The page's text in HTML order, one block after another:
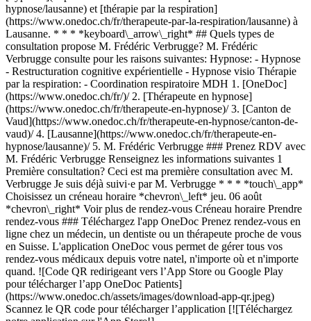
hypnose/lausanne) et [thérapie par la respiration]
(https://www.onedoc.ch/fr/therapeute-par-la-respiration/lausanne) à
Lausanne. * * * *keyboard\_arrow\_right* ## Quels types de
consultation propose M. Frédéric Verbrugge? M. Frédéric
Verbrugge consulte pour les raisons suivantes: Hypnose: - Hypnose
- Restructuration cognitive expérientielle - Hypnose visio Thérapie
par la respiration: - Coordination respiratoire MDH 1. [OneDoc](https://www.onedoc.ch/fr/)/ 2. [Thérapeute en hypnose](https://www.onedoc.ch/fr/therapeute-en-hypnose)/ 3. [Canton de Vaud](https://www.onedoc.ch/fr/therapeute-en-hypnose/canton-de-vaud)/ 4. [Lausanne](https://www.onedoc.ch/fr/therapeute-en-hypnose/lausanne)/ 5. M. Frédéric Verbrugge ### Prenez RDV avec M. Frédéric Verbrugge Renseignez les informations suivantes 1 Première consultation? Ceci est ma première consultation avec M. Verbrugge Je suis déjà suivi·e par M. Verbrugge * * * *touch\_app* Choisissez un créneau horaire *chevron\_left* jeu. 06 août *chevron\_right* Voir plus de rendez-vous Créneau horaire Prendre rendez-vous ### Téléchargez l'app OneDoc Prenez rendez-vous en ligne chez un médecin, un dentiste ou un thérapeute proche de vous en Suisse. L'application OneDoc vous permet de gérer tous vos rendez-vous médicaux depuis votre natel, n'importe où et n'importe quand. ![Code QR redirigeant vers l’App Store ou Google Play pour télécharger l’app OneDoc Patients](https://www.onedoc.ch/assets/images/download-app-qr.jpeg) Scannez le QR code pour télécharger l’application [![Téléchargez notre application sur l'App Store!](https://www.onedoc.ch/assets/images/app-store-badge-fr.svg)](https://apps.apple.com/ch/app/onedoc/id1592376413?l=fr)[![Téléchargez notre application sur le Google Play Store!](https://www.onedoc.ch/assets/images/google-play-badge-fr.png)](https://play.google.com/store/apps/details?id=ch.onedoc.patient&hl=fr-CH) *keyboard\_arrow\_right* ## Spécialités associées [Thérapeute en hypnose à Lausanne](https://www.onedoc.ch/fr/therapeute-en-hypnose/lausanne)[Thérapeute en hypnose à Bulle](https://www.onedoc.ch/fr/therapeute-en-hypnose/bulle)[Thérapeute en hypnose à Vevey](https://www.onedoc.ch/fr/therapeute-en-hypnose/vevey)[Thérapeute en hypnose à Morges](https://www.onedoc.ch/fr/therapeute-en-hypnose/morges)[Thérapeute en hypnose à Montreux](https://www.onedoc.ch/fr/therapeute-en-hypnose/montreux)[Thérapeute en hypnose à Nyon](https://www.onedoc.ch/fr/therapeute-en-hypnose/nyon)[Thérapeute en hypnose à Payerne](https://www.onedoc.ch/fr/therapeute-en-hypnose/payerne)[Thérapeute en hypnose à Yverdon-les-Bains](https://www.onedoc.ch/fr/therapeute-en-hypnose/yverdon-les-bains)[Thérapeute en hypnose à Rennaz](https://www.onedoc.ch/fr/therapeute-en-hypnose/rennaz)[Thérapeute en hypnose à Suscévaz](https://www.onedoc.ch/fr/therapeute-en-hypnose/suscevaz)[Thérapeute en hypnose à Carrouge](https://www.onedoc.ch/fr/therapeute-en-hypnose/carrouge)[Thérapeute en hypnose à Rolle](https://www.onedoc.ch/fr/therapeute-en-hypnose/rolle)[Thérapeute en hypnose à Villars-sur-Glâne](https://www.onedoc.ch/fr/therapeute-en-hypnose/villars-sur-glane)[Thérapeute en hypnose à Epalinges](https://www.onedoc.ch/fr/therapeute-en-hypnose/epalinges)[Thérapeute en hypnose à Blonay - Saint-Légier](https://www.onedoc.ch/fr/therapeute-en-hypnose/blonay-saint-legier)[Thérapeute en hypnose à Champvent](https://www.onedoc.ch/fr/therapeute-en-hypnose/champvent)[Thérapeute en hypnose à Prilly](https://www.onedoc.ch/fr/therapeute-en-hypnose/prilly)[Thérapeute en hypnose à Gland](https://www.onedoc.ch/fr/therapeute-en-hypnose/gland)[Thérapeute en hypnose à Assens](https://www.onedoc.ch/fr/therapeute-en-hypnose/assens)[Thérapeute en hypnose à Vésenaz](https://www.onedoc.ch/fr/therapeute-en-hypnose/vesenaz)[Thérapeute en hypnose à Prez-vers-Siviriez](https://www.onedoc.ch/fr/therapeute-en-hypnose/prez-vers-siviriez) *keyboard\_arrow\_right* ## Recherches fréquentes [Physiothérapeute à Lausanne](https://www.onedoc.ch/fr/physiotherapeute/lausanne)[Psychologue à Lausanne](https://www.onedoc.ch/fr/psychologue/lausanne)[Masseur classique à Lausanne](https://www.onedoc.ch/fr/masseur-classique/lausanne)[Ostéopathe à Lausanne](https://www.onedoc.ch/fr/osteopathe/lausanne)[Médecin généraliste à Lausanne](https://www.onedoc.ch/fr/medecin-generaliste/lausanne)[Thérapeute en drainage lymphatique à Lausanne](https://www.onedoc.ch/fr/therapeute-en-drainage-lymphatique/lausanne)[Réflexologue à Lausanne](https://www.onedoc.ch/fr/reflexologue/lausanne)[Médecin-dentiste à Lausanne](https://www.onedoc.ch/fr/medecin-dentiste/lausanne)[Ophtalmologue à Lausanne](https://www.onedoc.ch/fr/ophtalmologue/lausanne)[Acupuncteur à Lausanne](https://www.onedoc.ch/fr/acupuncteur/lausanne)[Masseur thérapeutique à Lausanne](https://www.onedoc.ch/fr/masseur-therapeutique/lausanne)[Thérapeute en hypnose à Lausanne](https://www.onedoc.ch/fr/therapeute-en-hypnose/lausanne)[Thérapeute en nutrition MCO à Lausanne](https://www.onedoc.ch/fr/therapeute-en-nutrition-mco/lausanne)[Naturopathe MCO/TEN à Lausanne](https://www.onedoc.ch/fr/naturopathe-mco-ten/lausanne)[Physiothérapeute du sport à Lausanne](https://www.onedoc.ch/fr/physiotherapeute-du-sport/lausanne)[Gynécologue obstétricien à Lausanne](https://www.onedoc.ch/fr/gynecologue-obstetricien/lausanne)[Masseur classique à Nyon](https://www.onedoc.ch/fr/masseur-classique/nyon)[Psychothérapeute à Lausanne](https://www.onedoc.ch/fr/psychotherapeute/lausanne)[Psychologue à Nyon](https://www.onedoc.ch/fr/psychologue/nyon)[Ostéopathe à Vevey](https://www.onedoc.ch/fr/osteopathe/vevey)[Spécialiste en médecine interne générale à Lausanne](https://www.onedoc.ch/fr/specialiste-en-medecine-interne-generale/lausanne) *keyboard\_arrow\_right* ## Annuaire des professionnels de santé suisses [Liste des praticiens](https://www.onedoc.ch/fr/annuaire) [A](https://www.onedoc.ch/fr/annuaire/A) [B](https://www.onedoc.ch/fr/annuaire/B) [C](https://www.onedoc.ch/fr/annuaire/C) [D](https://www.onedoc.ch/fr/annuaire/D) [E](https://www.onedoc.ch/fr/annuaire/E) [F](https://www.onedoc.ch/fr/annuaire/F) [G](https://www.onedoc.ch/fr/annuaire/G) [H](https://www.onedoc.ch/fr/annuaire/H) [I](https://www.onedoc.ch/fr/annuaire/I) [J](https://www.onedoc.ch/fr/annuaire/J) [K](https://www.onedoc.ch/fr/annuaire/K) [L](https://www.onedoc.ch/fr/annuaire/L) [M](https://www.onedoc.ch/fr/annuaire/M) [N](https://www.onedoc.ch/fr/annuaire/N) [O](https://www.onedoc.ch/fr/annuaire/O) [P](https://www.onedoc.ch/fr/annuaire/P) [Q](https://www.onedoc.ch/fr/annuaire/Q) [R](https://www.onedoc.ch/fr/annuaire/R) [S](https://www.onedoc.ch/fr/annuaire/S) [T](https://www.onedoc.ch/fr/annuaire/T) [U](https://www.onedoc.ch/fr/annuaire/U) [V](https://www.onedoc.ch/fr/annuaire/V) [W](https://www.onedoc.ch/fr/annuaire/W) [X](https://www.onedoc.ch/fr/annuaire/X) [Y](https://www.onedoc.ch/fr/annuaire/Y) [Z](https://www.onedoc.ch/fr/annuaire/Z) ## OneDoc [Pour les professionnels de santé](https://info.onedoc.ch/fr/) [À propos de nous](https://info.onedoc.ch/fr/raison-d-etre/) [Presse](https://info.onedoc.ch/fr/presse/) [Carrières](https://career.onedoc.ch/fr) [Centre de confidentialité](https://privacy.onedoc.ch/fr/) [Gestion des cookies](javascript:Didomi.preferences.show%28%29) [Centre d'aide](https://help.onedoc.ch/fr/) ## Langues [Deutsch](https://www.onedoc.ch/de/hypnotherapeut-hypnose/lausanne/pcnly/frederic-verbrugge) [Français](https://www.onedoc.ch/fr/therapeute-en-hypnose/lausanne/pcnly/frederic-verbrugge) [Italiano](https://www.onedoc.ch/it/ipnoterapista/losanna/pcnly/frederic-verbrugge) [English](https://www.onedoc.ch/en/hypnotherapist/lausanne/pcnly/frederic-verbrugge) ## Spécialités associées [Thérapeute en hypnose à Lausanne](https://www.onedoc.ch/fr/therapeute-en-hypnose/lausanne) [Thérapeute en hypnose à Bulle](https://www.onedoc.ch/fr/therapeute-en-hypnose/bulle) [Thérapeute en hypnose à Vevey](https://www.onedoc.ch/fr/therapeute-en-hypnose/vevey) [Thérapeute en hypnose à Morges](https://www.onedoc.ch/fr/therapeute-en-hypnose/morges) [Thérapeute en hypnose à Montreux](https://www.onedoc.ch/fr/therapeute-en-hypnose/montreux) [Thérapeute en hypnose à Nyon](https://www.onedoc.ch/fr/therapeute-en-hypnose/nyon) [Thérapeute en hypnose à Payerne](https://www.onedoc.ch/fr/therapeute-en-hypnose/payerne) [Thérapeute en hypnose à Yverdon-les-Bains](https://www.onedoc.ch/fr/therapeute-en-hypnose/yverdon-les-bains) [Thérapeute en hypnose à Rennaz](https://www.onedoc.ch/fr/therapeute-en-hypnose/rennaz) [Thérapeute en hypnose à Suscévaz](https://www.onedoc.ch/fr/therapeute-en-hypnose/suscevaz) [Thérapeute en hypnose à Carrouge](https://www.onedoc.ch/fr/therapeute-en-hypnose/carrouge) [Thérapeute en hypnose à Rolle](https://www.onedoc.ch/fr/therapeute-en-hypnose/rolle) [Thérapeute en hypnose à Villars-sur-Glâne](https://www.onedoc.ch/fr/therapeute-en-hypnose/villars-sur-glane) [Thérapeute en hypnose à Epalinges](https://www.onedoc.ch/fr/therapeute-en-hypnose/epalinges) [Thérapeute en hypnose à Blonay - Saint-Légier](https://www.onedoc.ch/fr/therapeute-en-hypnose/blonay-saint-legier) [Thérapeute en hypnose à Champvent](https://www.onedoc.ch/fr/therapeute-en-hypnose/champvent) [Thérapeute en hypnose à Prilly](https://www.onedoc.ch/fr/therapeute-en-hypnose/prilly) [Thérapeute en hypnose à Gland](https://www.onedoc.ch/fr/therapeute-en-hypnose/gland) [Thérapeute en hypnose à Assens](https://www.onedoc.ch/fr/therapeute-en-hypnose/assens) [Thérapeute en hypnose à Vésenaz](https://www.onedoc.ch/fr/therapeute-en-hypnose/vesenaz) [Thérapeute en hypnose à Prez-vers-Siviriez](https://www.onedoc.ch/fr/therapeute-en-hypnose/prez-vers-siviriez) ## Recherches fréquentes [Physiothérapeute à Lausanne](https://www.onedoc.ch/fr/physiotherapeute/lausanne) [Psychologue à Lausanne](https://www.onedoc.ch/fr/psychologue/lausanne) [Massage classique à Lausanne](https://www.onedoc.ch/fr/masseur-classique/lausanne) [Ostéopathe à Lausanne](https://www.onedoc.ch/fr/osteopathe/lausanne) [Médecin généraliste à Lausanne](https://www.onedoc.ch/fr/medecin-generaliste/lausanne) [Thérapeute en drainage lymphatique à Lausanne](https://www.onedoc.ch/fr/therapeute-en-drainage-lymphatique/lausanne) [Réflexologue à Lausanne](https://www.onedoc.ch/fr/reflexologue/lausanne) [Médecin-dentiste à Lausanne](https://www.onedo